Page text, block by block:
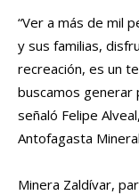
“Ver a más de mil
y sus familias,
recreación, es un
buscamos generar
señaló Felipe
Antofagasta
Minera Zaldívar,